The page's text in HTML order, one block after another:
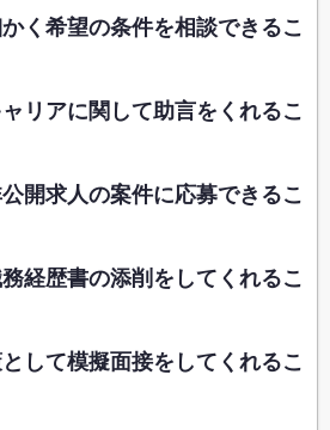
く希望の条件を相談できるこ
リアに関して助言をくれるこ
開求人の案件に応募できるこ
経歴書の添削をしてくれるこ
して模擬面接をしてくれるこ